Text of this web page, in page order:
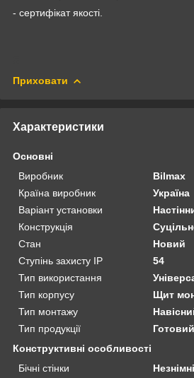
- сертифікат якості.
Приховати
Характеристики
Основні
Виробник
Bilmax
Країна виробник
Україна
Варіант установки
Конструкція
Стан
Новий
Ступінь захисту IP
54
Тип використання
Тип корпусу
Щит
Тип монтажу
Тип продукції
Конструктивні особливості
Бічні стінки
Незнімні